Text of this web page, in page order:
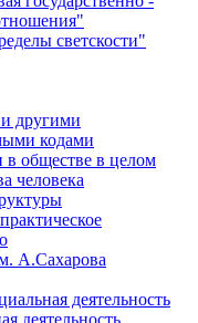
светскости"
другими
кодами
в обществе в целом
человека
А.Сахарова
деятельность
деятельность